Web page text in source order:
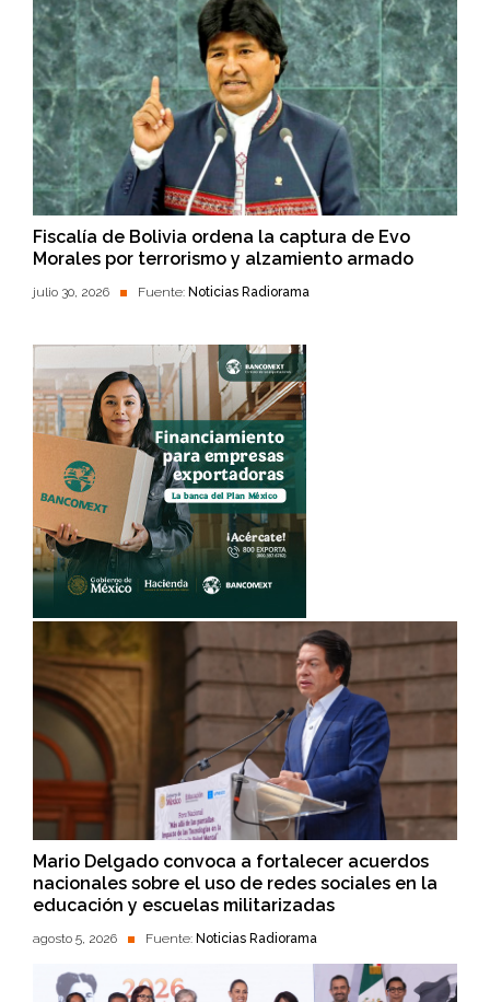
Fiscalía de Bolivia ordena la captura de Evo
Morales por terrorismo y alzamiento armado
julio 30, 2026 Fuente: Noticias Radiorama
Mario Delgado convoca a fortalecer acuerdos
nacionales sobre el uso de redes sociales en la
educación y escuelas militarizadas
agosto 5, 2026 Fuente: Noticias Radiorama